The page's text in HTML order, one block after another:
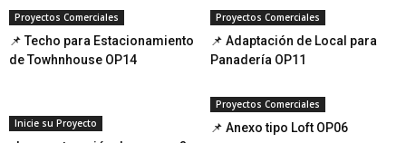
Proyectos Comerciales
📌 Techo para Estacionamiento
de Towhnhouse OP14
Proyectos Comerciales
📌 Adaptación de Local para
Panadería OP11
Inicie su Proyecto
Proyectos Comerciales
📌 Anexo tipo Loft OP06